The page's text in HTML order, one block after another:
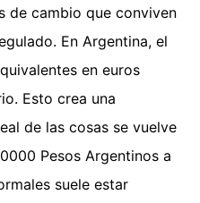
de cambio que conviven
En Argentina, el
en euros
Esto crea una
de las cosas se vuelve
Pesos Argentinos a
suele estar